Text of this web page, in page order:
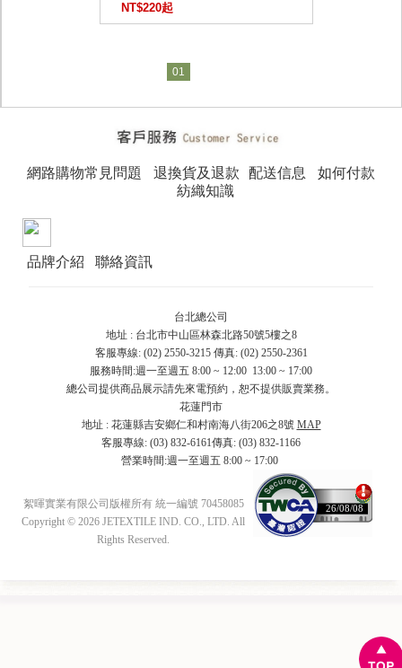
NT$220起
01
網路購物常見問題 退換貨及退款 配送信息
如何付款
紡織知識
品牌介紹 聯絡資訊
台北總公司
地址 : 台北市中山區林森北路50號5樓之8
客服專線: (02) 2550-3215 傳真: (02) 2550-2361
服務時間:週一至週五 8:00 ~ 12:00 13:00 ~ 17:00
總公司提供商品展示請先來電預約，恕不提供販賣業務。
花蓮門市
地址 : 花蓮縣吉安鄉仁和村南海八街206之8號 MAP
客服專線: (03) 832-6161傳真: (03) 832-1166
營業時間:週一至週五 8:00 ~ 17:00
26/08/08
絮暉實業有限公司版權所有 統一編號 70458085
Copyright © 2026 JETEXTILE IND. CO., LTD. All
Rights Reserved.